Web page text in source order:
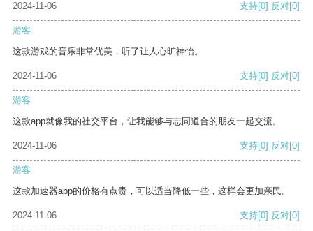
2024-11-06
支持[0] 反对[0]
游客
这款游戏的音乐非常优美，听了让人心旷神怡。
2024-11-06 支持[0] 反对[0]
游客
这款app就像我的社交平台，让我能够与志同道合的朋友一起交流。
2024-11-06 支持[0] 反对[0]
游客
这款加速器app的价格有点贵，可以适当降低一些，这样会更加亲民。
2024-11-06 支持[0] 反对[0]